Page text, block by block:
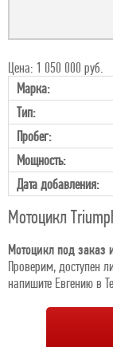
Цена: 1 050 000 руб.
Марка:
Тип:
Пробег:
Мощность:
Дата добавления:
Мотоцикл
Мотоцикл под заказ
Проверим, доступен
напишите Евгению в